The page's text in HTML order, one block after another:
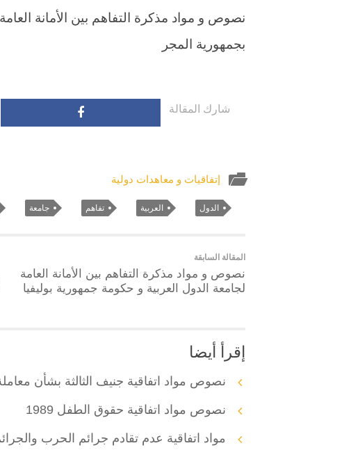
نصوص و مواد مذكرة التفاهم بين الأمانة
بجمهورية المجر
شارك المقالة
إتفاقيات و معاهدات دولية
الدول العربية تفاهم جامعة
المقالة السابقة
نصوص و مواد مذكرة التفاهم بين الأمانة العامة
لجامعة الدول العربية و حكومة جمهورية بوليفيا
إقرأ أيضا
نصوص مواد اتفاقية جنيف الثالثة بشأن معاملة
نصوص مواد اتفاقية حقوق الطفل 1989
مواد اتفاقية عدم تقادم جرائم الحرب